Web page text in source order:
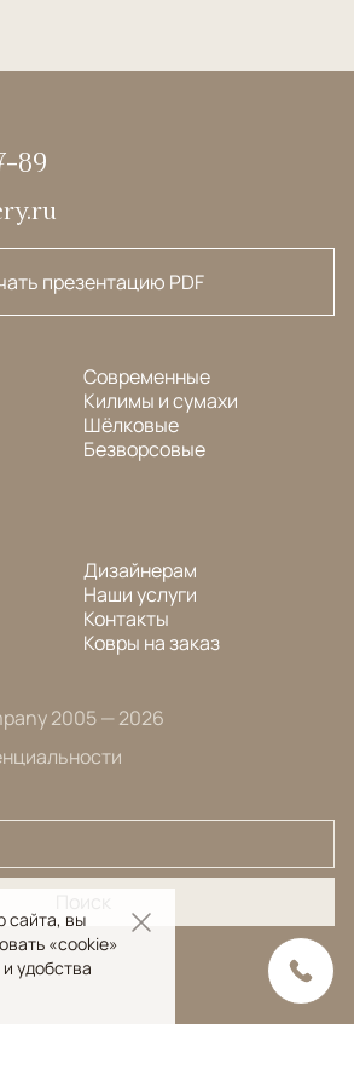
89
презентацию PDF
Современные
Килимы и сумахи
Шёлковые
Безворсовые
Дизайнерам
Наши услуги
Контакты
Ковры на заказ
2005 — 2026
сайта, вы
«cookie»
удобства